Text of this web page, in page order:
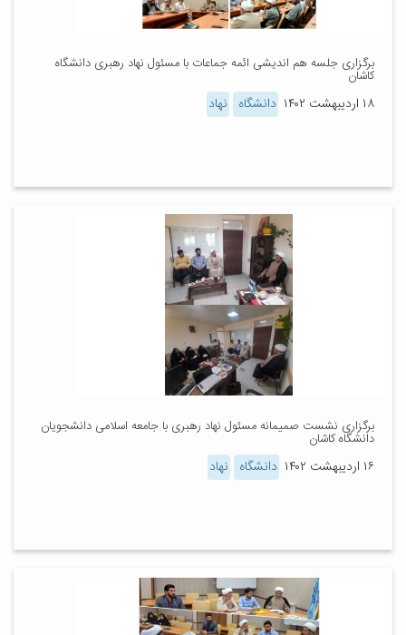
برگزاری جلسه هم اندیشی ائمه جماعات با مسئول نهاد رهبری دانشگاه
کاشان
۱۸ اردیبهشت ۱۴۰۲ دانشگاه نهاد
برگزاری نشست صمیمانه مسئول نهاد رهبری با جامعه اسلامی دانشجویان
دانشگاه کاشان
۱۶ اردیبهشت ۱۴۰۲ دانشگاه نهاد